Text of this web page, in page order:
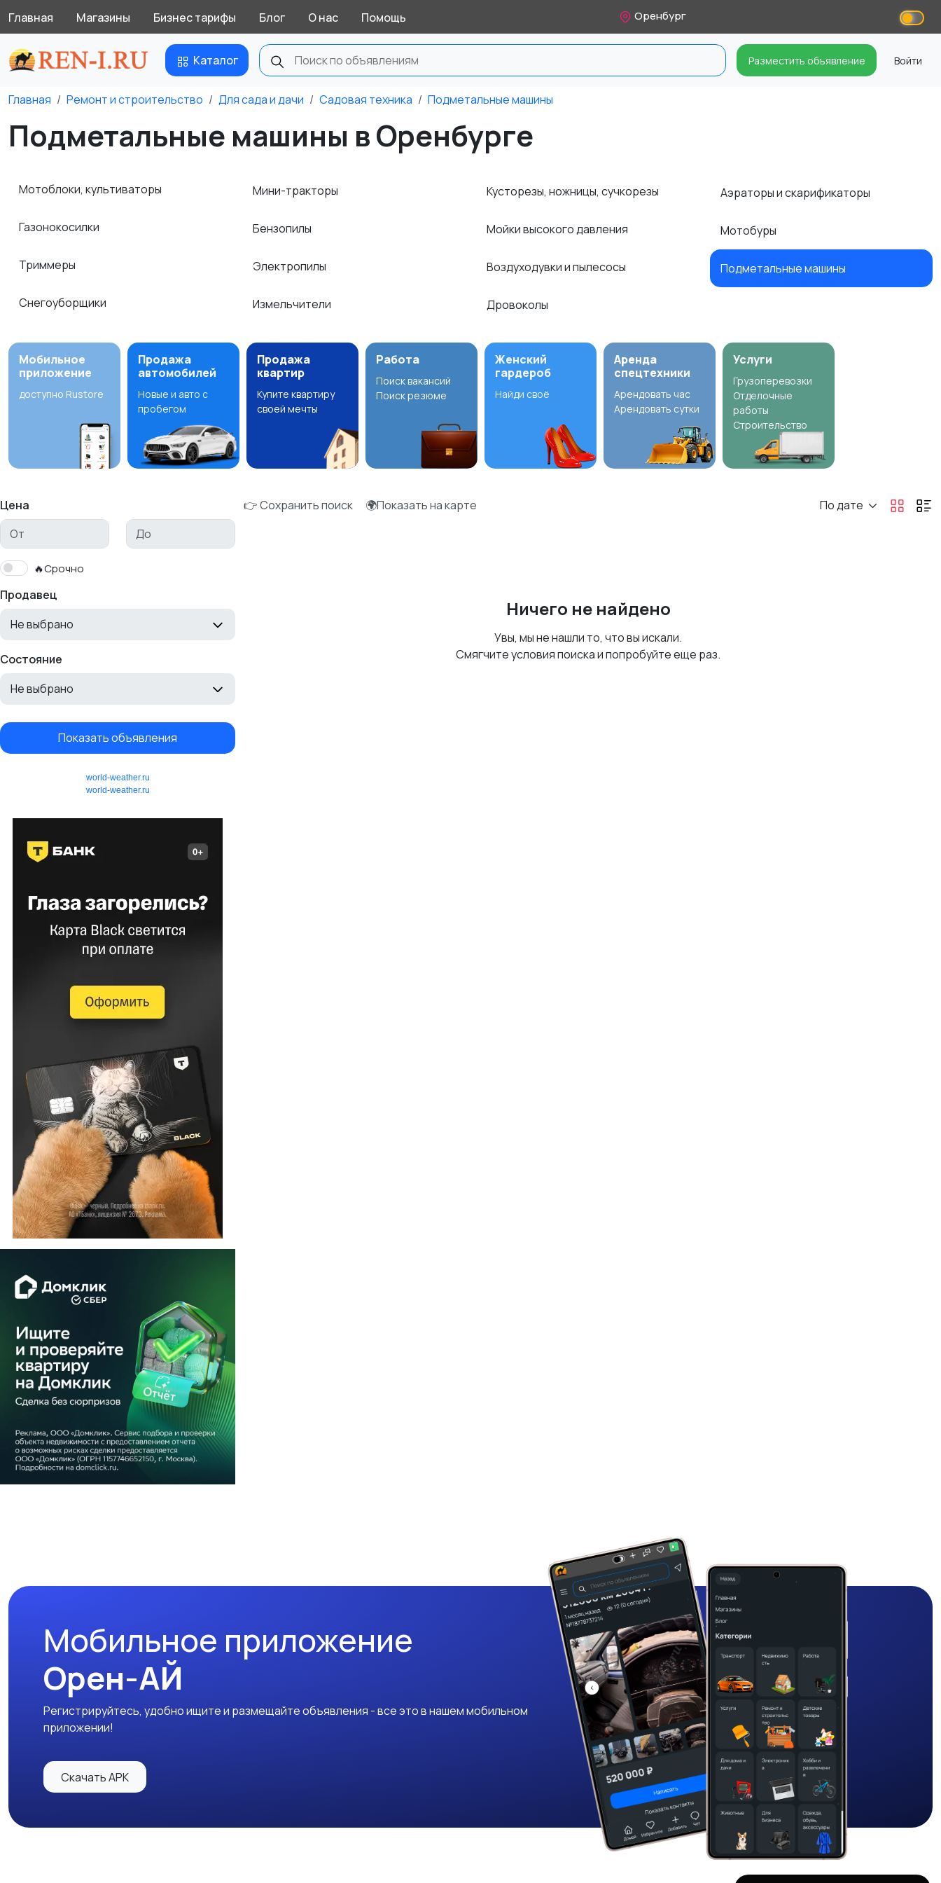
Главная Магазины Бизнес тарифы Блог О нас Помощь Оренбург
Каталог Разместить объявление Войти
Главная Ремонт и строительство Для сада и дачи Садовая техника Подметальные машины
Подметальные машины в Оренбурге
Мотоблоки, культиваторы
Газонокосилки
Триммеры
Снегоуборщики
Мини-тракторы
Бензопилы
Электропилы
Измельчители
Кусторезы, ножницы, сучкорезы
Мойки высокого давления
Воздуходувки и пылесосы
Дровоколы
Аэраторы и скарификаторы
Мотобуры
Подметальные машины
Мобильное
приложение
доступно Rustore
Продажа
автомобилей
Новые и авто с
пробегом
Продажа
квартир
Купите квартиру
своей мечты
Работа
Поиск вакансий
Поиск резюме
Женский
гардероб
Найди своё
Аренда
спецтехники
Арендовать час
Арендовать сутки
Услуги
Грузоперевозки
Отделочные
работы
Строительство
Цена
🔥Срочно
Продавец
Не выбрано
Состояние
Не выбрано
Показать объявления
world-weather.ru
world-weather.ru
👉 Сохранить поиск 🌍Показать на карте По дате
Ничего не найдено
Увы, мы не нашли то, что вы искали.
Смягчите условия поиска и попробуйте еще раз.
Мобильное приложение
Орен-АЙ
Регистрируйтесь, удобно ищите и размещайте объявления - все это в нашем мобильном
приложении!
Скачать APK